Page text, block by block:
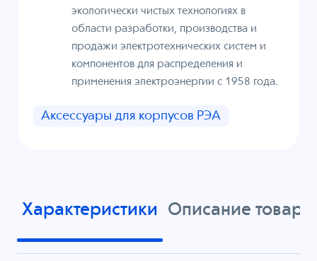
экологически чистых технологиях в
области разработки, производства и
продажи электротехнических систем и
компонентов для распределения и
применения электроэнергии с 1958 года.
Аксессуары для корпусов РЭА
Характеристики Описание товара